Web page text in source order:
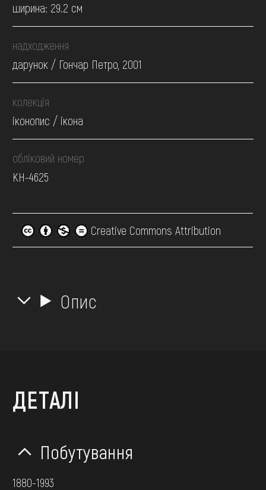
ширина: 29.2 см
надходження
дарунок / Гончар Петро, 2001
колекція
іконопис / ікона
обліковий номер
КН-4625
Creative Commons Attribution
Опис
ДЕТАЛІ
Побутування
1880-1993